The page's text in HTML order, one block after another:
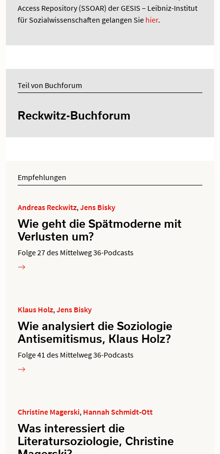
Access Repository (SSOAR) der GESIS – Leibniz-Institut
für Sozialwissenschaften gelangen Sie hier.
Teil von Buchforum
Reckwitz-Buchforum
Empfehlungen
Andreas Reckwitz, Jens Bisky
Wie geht die Spätmoderne mit
Verlusten um?
Folge 27 des Mittelweg 36-Podcasts
Klaus Holz, Jens Bisky
Wie analysiert die Soziologie
Antisemitismus, Klaus Holz?
Folge 41 des Mittelweg 36-Podcasts
Christine Magerski, Hannah Schmidt-Ott
Was interessiert die
Literatursoziologie, Christine